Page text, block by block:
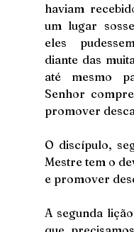
haviam
um lugar
eles
diante das
até mesmo
Senhor
promover
O discípulo,
Mestre tem o
e promover
A segunda